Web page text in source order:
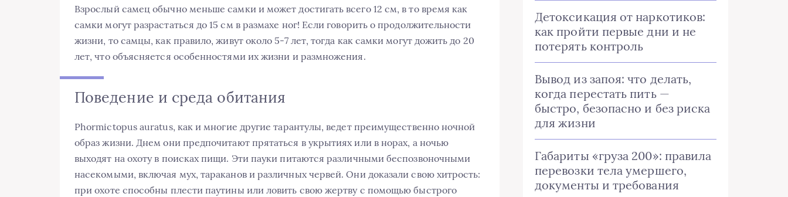
Взрослый самец обычно меньше самки и может достигать всего 12 см, в то время как
самки могут разрастаться до 15 см в размахе ног! Если говорить о продолжительности
жизни, то самцы, как правило, живут около 5-7 лет, тогда как самки могут дожить до 20
лет, что объясняется особенностями их жизни и размножения.
Поведение и среда обитания
Phormictopus auratus, как и многие другие тарантулы, ведет преимущественно ночной
образ жизни. Днем они предпочитают прятаться в укрытиях или в норах, а ночью
выходят на охоту в поисках пищи. Эти пауки питаются различными беспозвоночными
насекомыми, включая мух, тараканов и различных червей. Они доказали свою хитрость:
при охоте способны плести паутины или ловить свою жертву с помощью быстрого
Детоксикация от наркотиков:
как пройти первые дни и не
потерять контроль
Вывод из запоя: что делать,
когда перестать пить —
быстро, безопасно и без риска
для жизни
Габариты «груза 200»: правила
перевозки тела умершего,
документы и требования